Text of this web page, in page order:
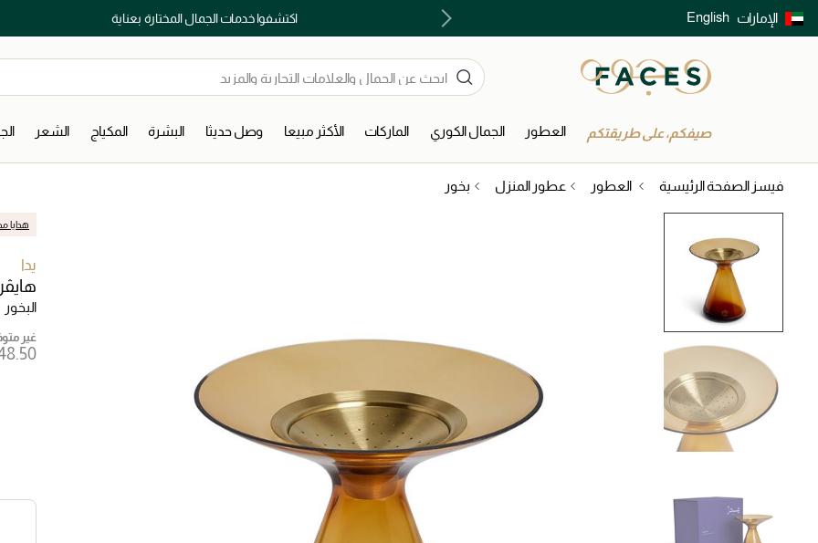
الإمارات English اكتشفوا خدمات الجمال المختارة بعناية توصيل سريع على جميع الطلبات ما فوق 299 درهم
صيفكم، على طريقتكم العطور الجمال الكوري الماركات الأكثر مبيعا وصل حديثا البشرة المكياج الشعر
فيسز الصفحة الرئيسية العطور عطور المنزل بخور
هدايا
يدا
البخور
غير